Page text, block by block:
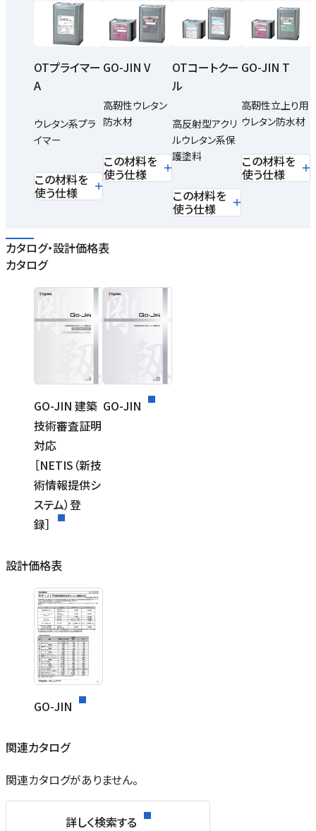
OTプライマー
A
ウレタン系プラ
イマー
この材料を
使う仕様
GO-JIN V
高靭性ウレタン
防水材
この材料を
使う仕様
OTコートクー
ル
高反射型アクリ
ルウレタン系保
護塗料
この材料を
使う仕様
GO-JIN T
高靭性立上り用
ウレタン防水材
この材料を
使う仕様
カタログ・設計価格表
カタログ
GO-JIN 建築
技術審査証明
対応
［NETIS（新技
術情報提供シ
ステム）登
録］
GO-JIN
設計価格表
GO-JIN
関連カタログ
関連カタログがありません。
詳しく検索する